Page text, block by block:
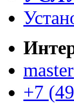
+7